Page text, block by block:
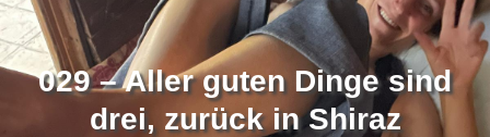
029 – Aller guten Dinge sind
drei, zurück in Shiraz